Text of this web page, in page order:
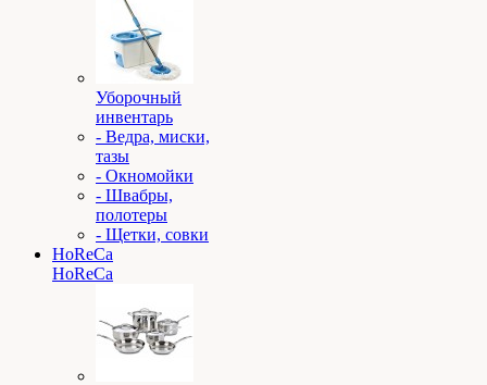
Уборочный
инвентарь
- Ведра, миски,
тазы
- Окномойки
- Швабры,
полотеры
- Щетки, совки
HoReCa
HoReCa